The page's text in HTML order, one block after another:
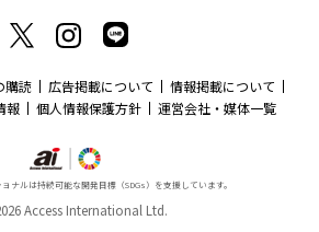
購読 広告掲載について
情報掲載について
報 個人情報保護方針 運営会社・媒体一覧
ナルは持続可能な開発目標（SDGs）を支援しています。
Access International Ltd.